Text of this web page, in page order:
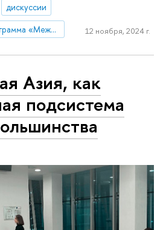
дискуссии
Образовательная программа «Международные отношения»
12 ноября, 2024 г.
Азия, как
подсистема